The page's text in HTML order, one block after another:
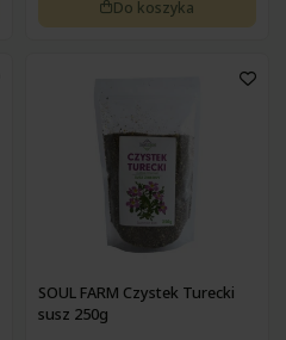
Do koszyka
SOUL FARM Czystek Turecki
susz 250g